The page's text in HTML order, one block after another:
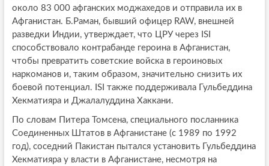
около 83 000 афганских моджахедов и отправила их в
Афганистан. Б.Раман, бывший офицер RAW, внешней
разведки Индии, утверждает, что ЦРУ через ISI
способствовало контрабанде героина в Афганистан,
чтобы превратить советские войска в героиновых
наркоманов и, таким образом, значительно снизить их
боевой потенциал. ISI также поддерживала Гульбеддина
Хекматияра и Джалалуддина Хаккани.
По словам Питера Томсена, специального посланника
Соединенных Штатов в Афганистане (с 1989 по 1992
год), соседний Пакистан пытался установить Гульбеддина
Хекматияра у власти в Афганистане, несмотря на